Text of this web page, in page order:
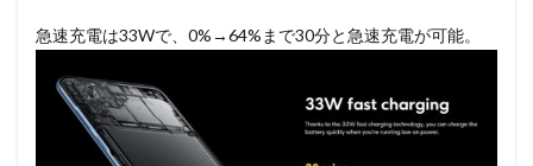
急速充電は33Wで、0%→64%まで30分と急速充電が可能。